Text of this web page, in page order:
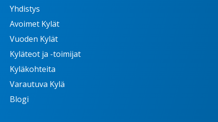
Yhdistys
Avoimet Kylät
Vuoden Kylät
Kyläteot ja -toimijat
Kyläkohteita
Varautuva Kylä
Blogi